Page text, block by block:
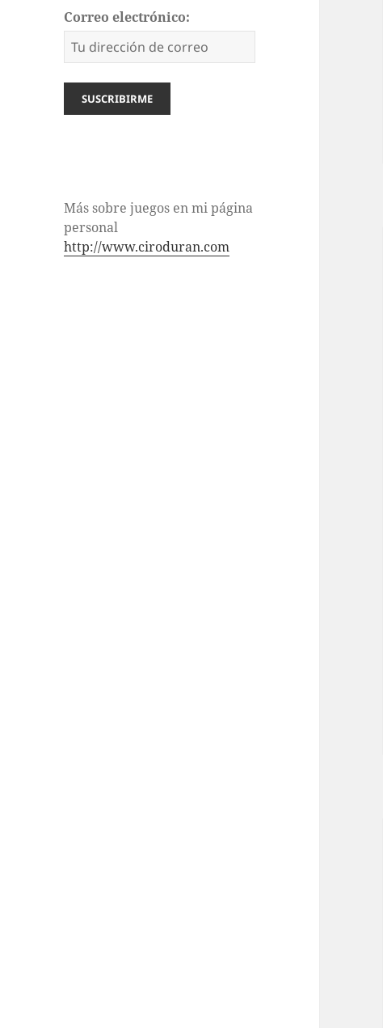
Correo electrónico:
Más sobre juegos en mi página
personal
http://www.ciroduran.com